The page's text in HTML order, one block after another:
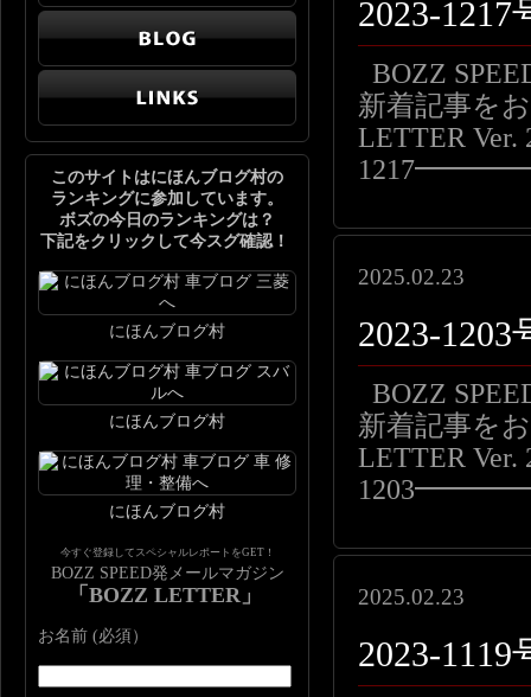
2023-
BOZZ
新着記事を
LETTER Ver.
2025.02.23
2023-
BOZZ
新着記事を
LETTER Ver.
2025.02.23
2023-
このサイトはにほんブログ村の
ランキングに参加しています。
ボズの今日のランキングは？
下記をクリックして今スグ確認！
にほんブログ村
にほんブログ村
にほんブログ村
今すぐ登録してスペシャルレポートをGET！
BOZZ SPEED発メールマガジン
「BOZZ LETTER」
お名前 (必須）